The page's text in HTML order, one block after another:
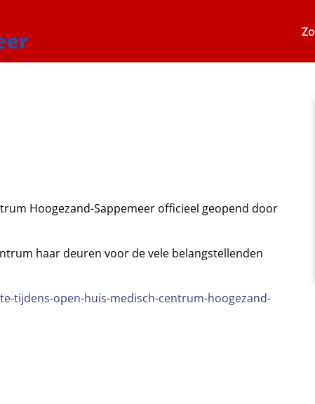
Hoogezand-Sappemeer officieel geopend door
haar deuren voor de vele belangstellenden
tijdens-open-huis-medisch-centrum-hoogezand-